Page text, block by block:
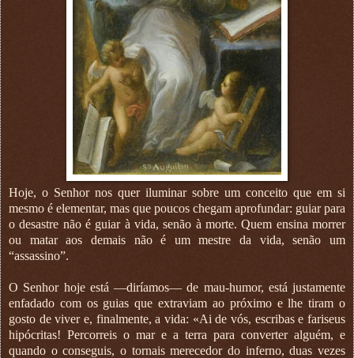
Hoje, o Senhor nos quer iluminar sobre um conceito que em si
mesmo é elementar, mas que poucos chegam aprofundar: guiar para
o desastre não é guiar à vida, senão à morte. Quem ensina morrer
ou matar aos demais não é um mestre da vida, senão um
“assassino”.
O Senhor hoje está —diríamos— de mau-humor, está justamente
enfadado com os guias que extraviam ao próximo e lhe tiram o
gosto de viver e, finalmente, a vida: «Ai de vós, escribas e fariseus
hipócritas! Percorreis o mar e a terra para converter alguém, e
quando o conseguis, o tornais merecedor do inferno, duas vezes